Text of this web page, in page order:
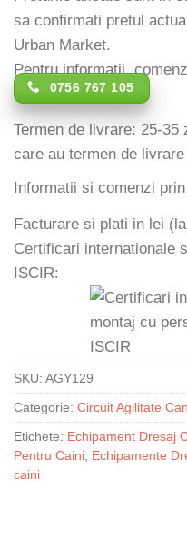
sa confirmati pretul
Urban Market.
Pentru informatii,
0756 767 105
Termen de livrare: 25-
care au termen de
Informatii si comenzi
Facturare si plati in lei
Certificari internationale
ISCIR:
SKU: AGY129
Categorie: Circuit Agilitate
Etichete: Echipament Dresaj
Pentru Caini Echipamente
caini